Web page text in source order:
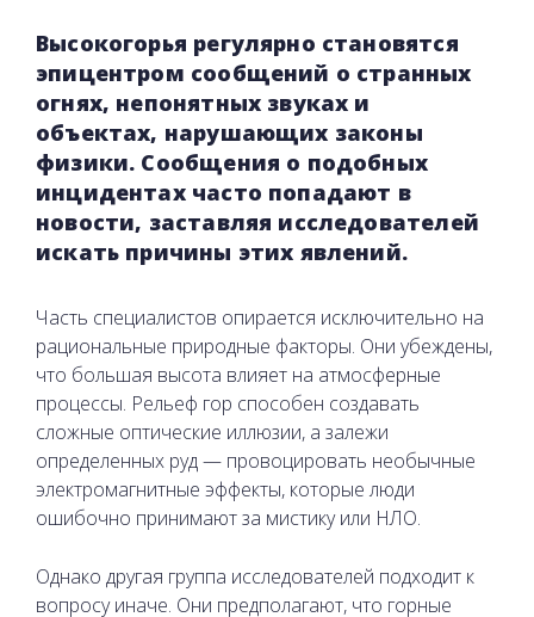
Высокогорья регулярно становятся
эпицентром сообщений о странных
огнях, непонятных звуках и
объектах, нарушающих законы
физики. Сообщения о подобных
инцидентах часто попадают в
новости, заставляя исследователей
искать причины этих явлений.
Часть специалистов опирается исключительно на
рациональные природные факторы. Они убеждены,
что большая высота влияет на атмосферные
процессы. Рельеф гор способен создавать
сложные оптические иллюзии, а залежи
определенных руд — провоцировать необычные
электромагнитные эффекты, которые люди
ошибочно принимают за мистику или НЛО.
Однако другая группа исследователей подходит к
вопросу иначе. Они предполагают, что горные